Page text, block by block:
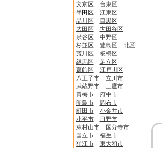
文京区
台東区
墨田区
江東区
品川区
目黒区
大田区
世田谷区
渋谷区
中野区
杉並区
豊島区
北区
荒川区
板橋区
練馬区
足立区
葛飾区
江戸川区
八王子市
立川市
武蔵野市
三鷹市
青梅市
府中市
昭島市
調布市
町田市
小金井市
小平市
日野市
東村山市
国分寺市
国立市
福生市
狛江市
東大和市